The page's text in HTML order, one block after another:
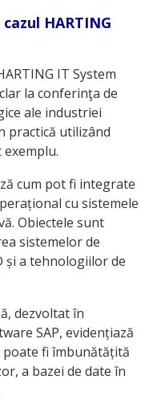
HARTING
IT System
la conferinţa de
ale industriei
practică utilizând
cum pot fi integrate
cu sistemele
Obiectele sunt
sistemelor de
și a tehnologiilor de
dezvoltat în
SAP, evidențiază
fi îmbunătățită
a bazei de date în